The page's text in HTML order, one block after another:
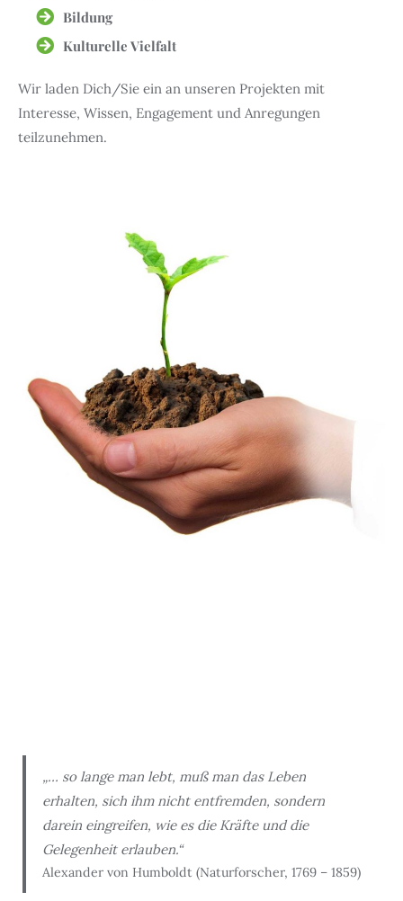
Bildung
Kulturelle Vielfalt
Wir laden Dich/Sie ein an unseren Projekten mit
Interesse, Wissen, Engagement und Anregungen
teilzunehmen.
„… so lange man lebt, muß man das Leben
erhalten, sich ihm nicht entfremden, sondern
darein eingreifen, wie es die Kräfte und die
Gelegenheit erlauben.“
Alexander von Humboldt (Naturforscher, 1769 – 1859)